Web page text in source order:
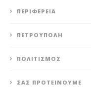
ΠΕΡΙΦΈΡΕΙΑ
ΠΕΤΡΟΎΠΟΛΗ
ΠΟΛΙΤΙΣΜΌΣ
ΣΑΣ ΠΡΟΤΕΊΝΟΥΜΕ